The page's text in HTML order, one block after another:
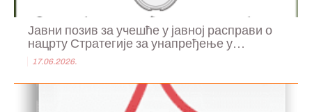
Јавни позив за учешће у јавној расправи о
нацрту Стратегије за унапређење у...
17.06.2026.